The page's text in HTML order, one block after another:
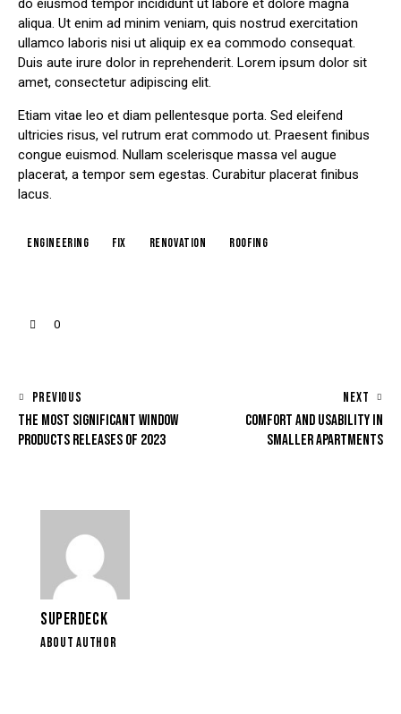
do eiusmod tempor incididunt ut labore et dolore magna
aliqua. Ut enim ad minim veniam, quis nostrud exercitation
ullamco laboris nisi ut aliquip ex ea commodo consequat.
Duis aute irure dolor in reprehenderit. Lorem ipsum dolor sit
amet, consectetur adipiscing elit.
Etiam vitae leo et diam pellentesque porta. Sed eleifend
ultricies risus, vel rutrum erat commodo ut. Praesent finibus
congue euismod. Nullam scelerisque massa vel augue
placerat, a tempor sem egestas. Curabitur placerat finibus
lacus.
engineering fix renovation roofing
0
PREVIOUS
THE MOST SIGNIFICANT WINDOW
PRODUCTS RELEASES OF 2023
NEXT
COMFORT AND USABILITY IN
SMALLER APARTMENTS
SUPERDECK
ABOUT AUTHOR